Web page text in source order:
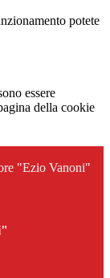
potete
essere
della cookie
"Ezio Vanoni"